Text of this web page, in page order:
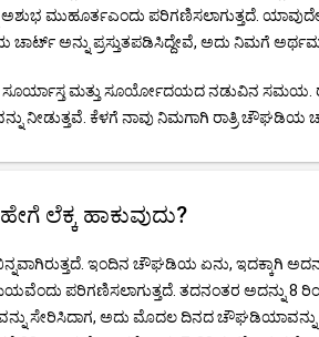
ಮುಹೂರ್ತಎಂದು ಪರಿಗಣಿಸಲಾಗುತ್ತದೆ.
ಅನ್ನು ಪ್ರಸ್ತುತಪಡಿಸಿದ್ದೇವೆ, ಅದು ನಿಮಗೆ
ಮತ್ತು ಸೂರ್ಯೋದಯದ ನಡುವಿನ ಸಮಯ.
ನೀಡುತ್ತವೆ. ಕೆಳಗೆ ನಾವು ನಿಮಗಾಗಿ ರಾತ್ರಿ ಚೌಘಡಿಯ
ಲೆಕ್ಕ ಹಾಕುವುದು?
ಇಂದಿನ ಚೌಘಡಿಯ ಏನು, ಇದಕ್ಕಾಗಿ
ಪರಿಗಣಿಸಲಾಗುತ್ತದೆ. ತದನಂತರ ಅದನ್ನು 8
ಸೇರಿಸಿದಾಗ, ಅದು ಮೊದಲ ದಿನದ ಚೌಘಡಿಯಾವನ್ನು